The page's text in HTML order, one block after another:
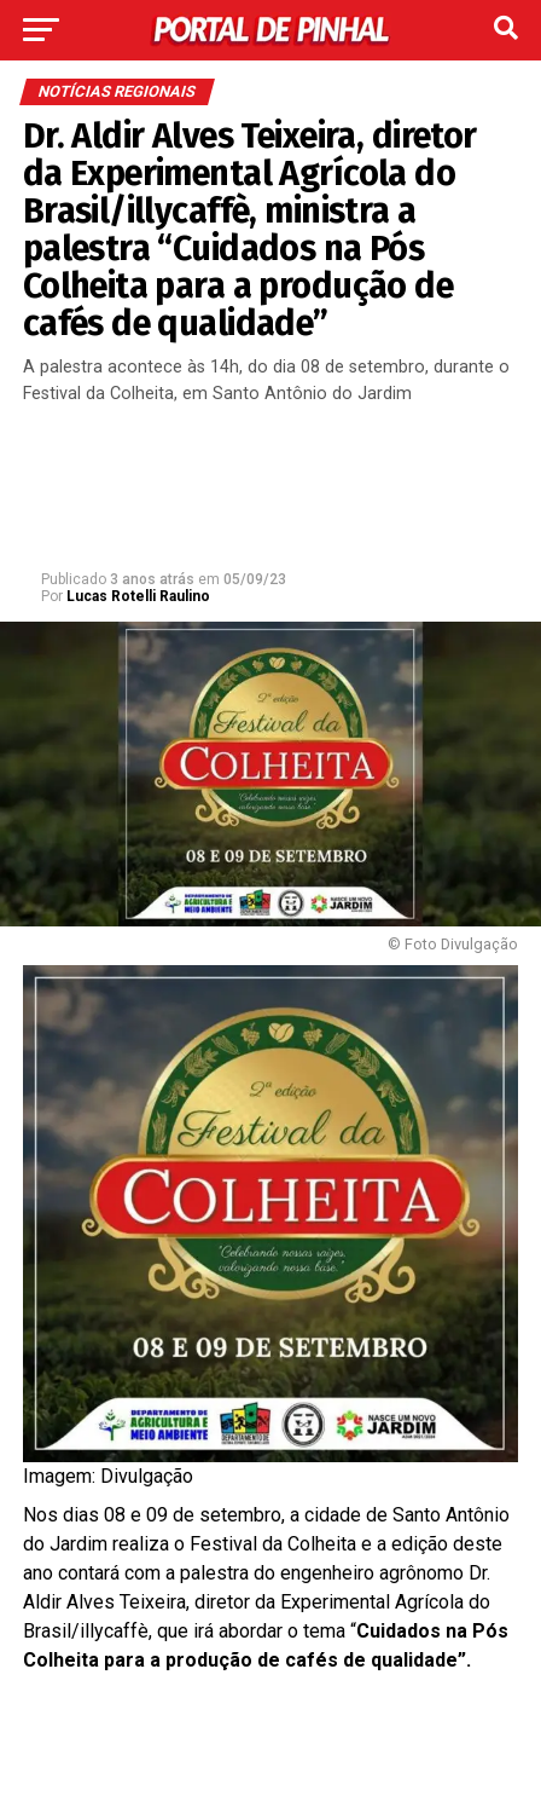
NOTÍCIAS REGIONAIS
Dr. Aldir Alves Teixeira, diretor
da Experimental Agrícola do
Brasil/illycaffè, ministra a
palestra “Cuidados na Pós
Colheita para a produção de
cafés de qualidade”
A palestra acontece às 14h, do dia 08 de setembro, durante o
Festival da Colheita, em Santo Antônio do Jardim
Publicado 3 anos atrás em 05/09/23
Por Lucas Rotelli Raulino
© Foto Divulgação
Imagem: Divulgação
Nos dias 08 e 09 de setembro, a cidade de Santo Antônio
do Jardim realiza o Festival da Colheita e a edição deste
ano contará com a palestra do engenheiro agrônomo Dr.
Aldir Alves Teixeira, diretor da Experimental Agrícola do
Brasil/illycaffè, que irá abordar o tema “Cuidados na Pós
Colheita para a produção de cafés de qualidade”.